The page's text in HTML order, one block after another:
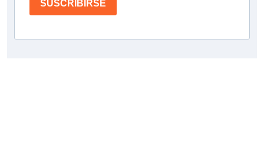
SUSCRIBIRSE